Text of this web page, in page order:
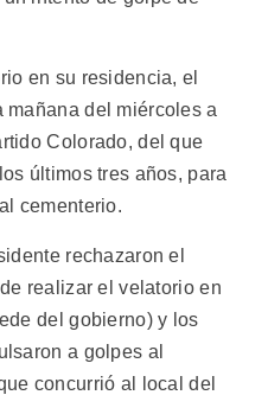
en su residencia, el
del miércoles a
Colorado, del que
últimos tres años, para
cementerio.
rechazaron el
realizar el velatorio en
del gobierno) y los
a golpes al
concurrió al local del